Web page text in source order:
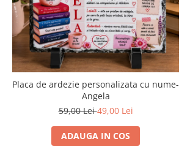
Placa de ardezie personalizata cu nume-
Angela
59,00 Lei49,00 Lei
ADAUGA IN COS